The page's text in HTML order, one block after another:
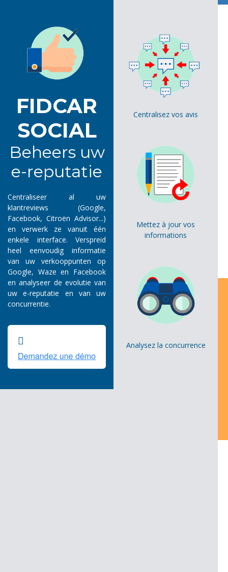
FIDCAR
SOCIAL
Beheers uw
e-reputatie
Centraliseer al uw
klantreviews (Google,
Facebook, Citroën Advisor...)
en verwerk ze vanuit één
enkele interface. Verspreid
heel eenvoudig informatie
van uw verkooppunten op
Google, Waze en Facebook
en analyseer de evolutie van
uw e-reputatie en van uw
concurrentie.
Centralisez vos avis
Mettez à jour vos
informations
Analysez la concurrence